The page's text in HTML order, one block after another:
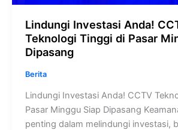
Lindungi Investasi Anda!
Teknologi Tinggi di Pasar
Dipasang
Berita
Lindungi Investasi Anda! CCTV
Pasar Minggu Siap Dipasang
penting dalam melindungi investasi,